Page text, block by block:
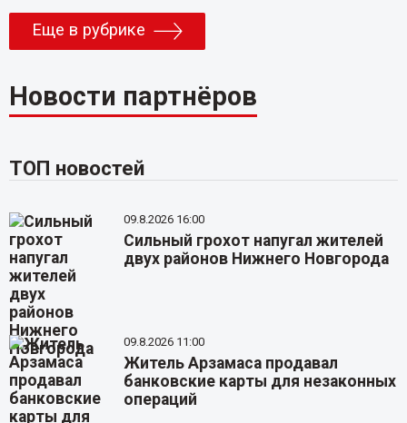
Еще в рубрике
Новости партнёров
ТОП новостей
09.8.2026 16:00
Сильный грохот напугал жителей
двух районов Нижнего Новгорода
09.8.2026 11:00
Житель Арзамаса продавал
банковские карты для незаконных
операций